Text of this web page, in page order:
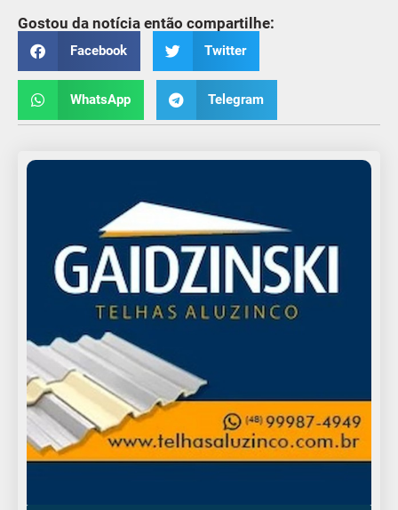
Gostou da notícia então compartilhe:
Facebook Twitter
WhatsApp Telegram